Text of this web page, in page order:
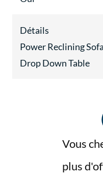
Détails
Power Reclining
Drop Down Table
Vous
plus